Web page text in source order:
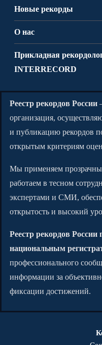
Новые рекорды
О нас
Прикладная
INTERRECORD
Реестр рекордов России
организация,
и публикацию рекордов
открытым критериям
Мы применяем
работаем в тесном
экспертами и СМИ,
открытость и высокий
Реестр рекордов
национальным
профессионального
информации за
фиксации достижений.